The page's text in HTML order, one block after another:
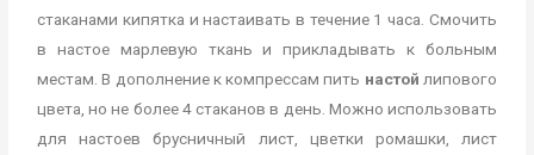
стаканами кипятка и настаивать в течение 1 часа. Смочить
в настое марлевую ткань и прикладывать к больным
местам. В дополнение к компрессам пить настой липового
цвета, но не более 4 стаканов в день. Можно использовать
для настоев брусничный лист, цветки ромашки, лист